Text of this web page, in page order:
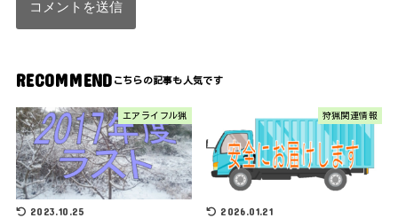
RECOMMEND
エアライフル猟
2023.10.25
狩猟関連情報
2026.01.21